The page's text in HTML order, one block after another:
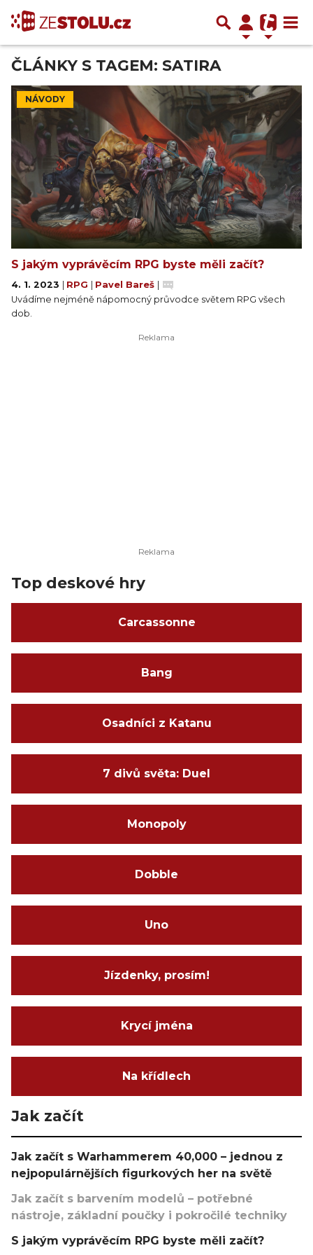
ČLÁNKY S TAGEM: SATIRA
NÁVODY
S jakým vyprávěcím RPG byste měli začít?
4. 1. 2023 RPG Pavel Bareš
Uvádíme nejméně nápomocný průvodce světem RPG všech
dob.
Top deskové hry
Carcassonne
Bang
Osadníci z Katanu
7 divů světa: Duel
Monopoly
Dobble
Uno
Jízdenky, prosím!
Krycí jména
Na křídlech
Jak začít
Jak začít s Warhammerem 40,000 – jednou z
nejpopulárnějších figurkových her na světě
Jak začít s barvením modelů – potřebné
nástroje, základní poučky i pokročilé techniky
S jakým vyprávěcím RPG byste měli začít?